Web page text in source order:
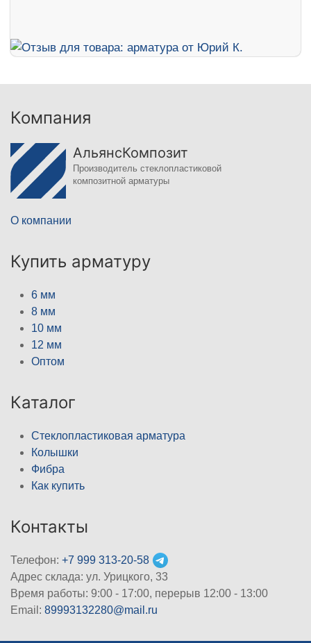
Компания
АльянсКомпозит
Производитель стеклопластиковой
композитной арматуры
О компании
Купить арматуру
6 мм
8 мм
10 мм
12 мм
Оптом
Каталог
Стеклопластиковая арматура
Колышки
Фибра
Как купить
Контакты
Телефон: +7 999 313-20-58
Адрес склада: ул. Урицкого, 33
Время работы: 9:00 - 17:00, перерыв 12:00 - 13:00
Email: 89993132280@mail.ru